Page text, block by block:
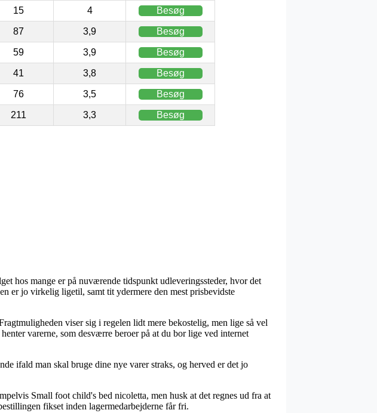
15 4 Besøg
87 3,9 Besøg
59 3,9 Besøg
41 3,8 Besøg
76 3,5 Besøg
211 3,3 Besøg
hos mange er på nuværende tidspunkt udleveringssteder, hvor det
er jo virkelig ligetil, samt tit ydermere den mest prisbevidste
viser sig i regelen lidt mere bekostelig, men lige så vel
varerne, som desværre beroer på at du bor lige ved internet
ifald man skal bruge dine nye varer straks, og herved er det jo
Small foot child's bed nicoletta, men husk at det regnes ud fra at
fikset inden lagermedarbejderne får fri.